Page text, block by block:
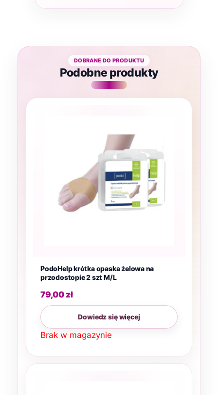
Podobne produkty
PodoHelp krótka opaska żelowa na
przodostopie 2 szt M/L
79,00 zł
Dowiedz się więcej
Brak w magazynie